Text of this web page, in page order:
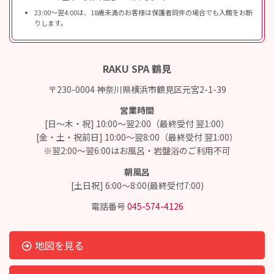
23:00〜翌4:00は、18歳未満のお客様は保護者同伴の場合でも入館をお断
りします。
RAKU SPA 鶴見
〒230-0004 神奈川県横浜市鶴見区元宮2-1-39
営業時間
[日～木・祝] 10:00～翌2:00（最終受付 翌1:00）
[金・土・祝前日] 10:00～翌8:00（最終受付 翌1:00）
※翌2:00～翌6:00はお風呂・岩盤浴のご利用不可
朝風呂
[土日祝] 6:00～8:00(最終受付7:00)
電話番号 045-574-4126
地図を見る